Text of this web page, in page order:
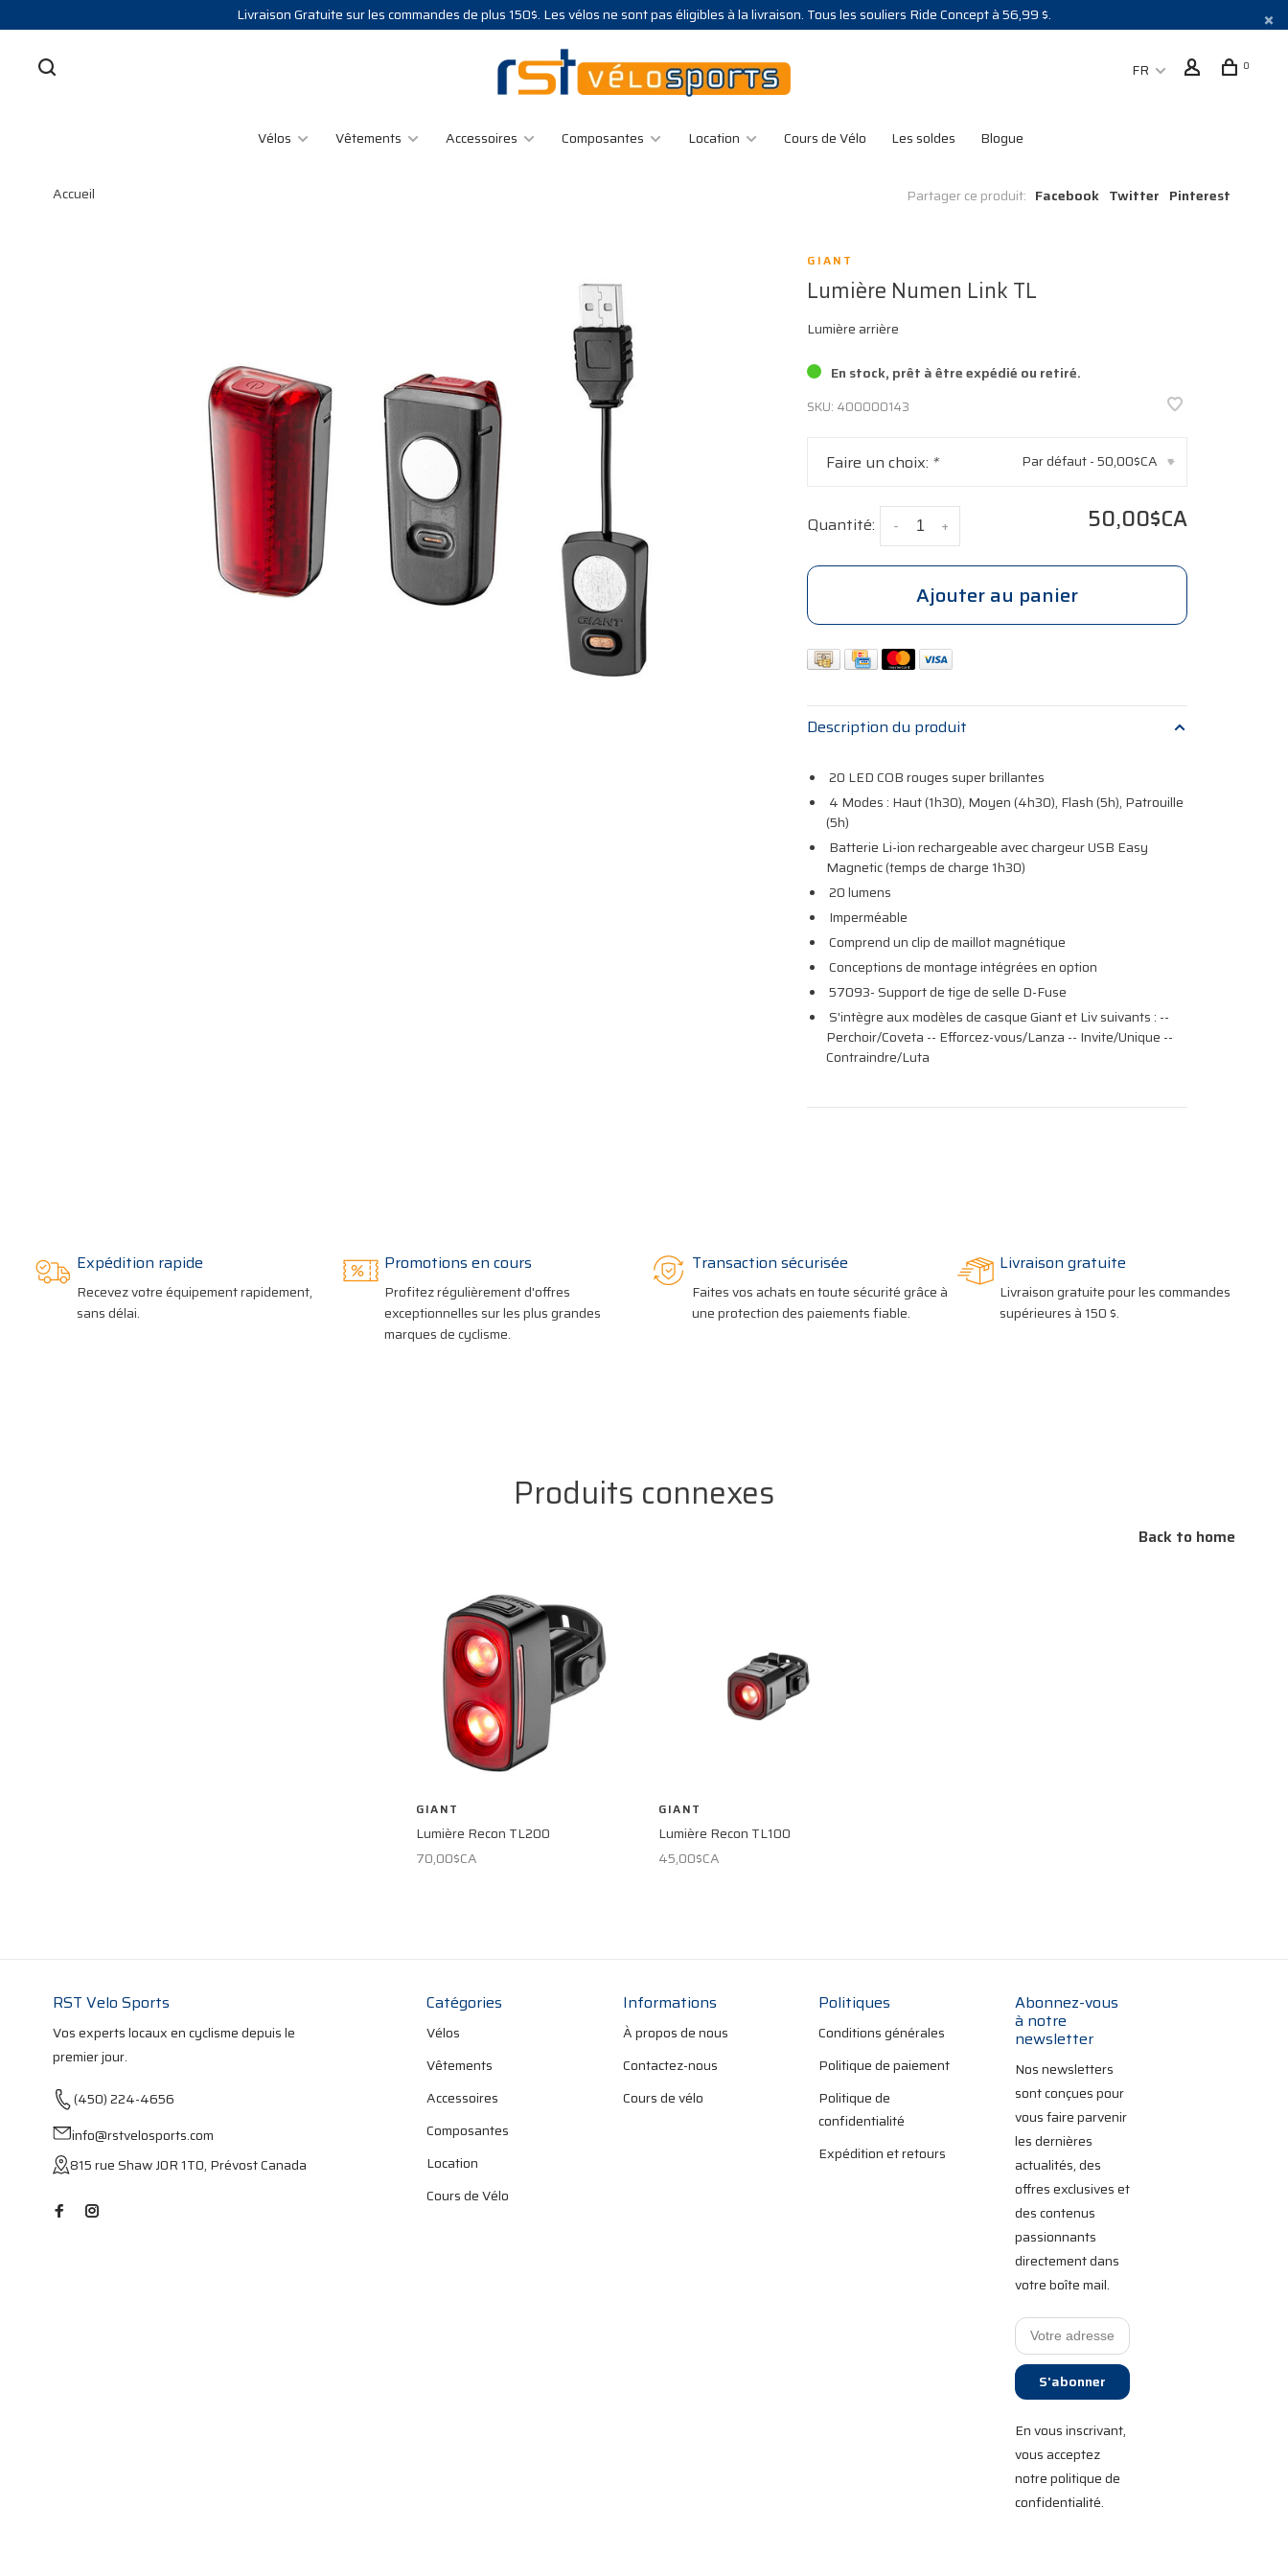
Livraison Gratuite sur les commandes de plus 150$. Les vélos ne sont pas éligibles à la livraison. Tous les souliers Ride Concept à 56,99 $.
FR 0
Vélos Vêtements Accessoires Composantes Location Cours de Vélo Les soldes Blogue
Accueil Partager ce produit: Facebook Twitter Pinterest
GIANT
Lumière Numen Link TL
Lumière arrière
En stock, prêt à être expédié ou retiré.
SKU: 400000143
Faire un choix: * Par défaut - 50,00$CA ▾
Quantité: +
- 50,00$CA
Ajouter au panier
Description du produit
20 LED COB rouges super brillantes
4 Modes : Haut (1h30), Moyen (4h30), Flash (5h), Patrouille
(5h)
Batterie Li-ion rechargeable avec chargeur USB Easy
Magnetic (temps de charge 1h30)
20 lumens
Imperméable
Comprend un clip de maillot magnétique
Conceptions de montage intégrées en option
57093- Support de tige de selle D-Fuse
S'intègre aux modèles de casque Giant et Liv suivants : --
Perchoir/Coveta -- Efforcez-vous/Lanza -- Invite/Unique --
Contraindre/Luta
Expédition rapide
Recevez votre équipement rapidement,
sans délai.
Promotions en cours
Profitez régulièrement d'offres
exceptionnelles sur les plus grandes
marques de cyclisme.
Transaction sécurisée
Faites vos achats en toute sécurité grâce à
une protection des paiements fiable.
Livraison gratuite
Livraison gratuite pour les commandes
supérieures à 150 $.
Produits connexes
Back to home
GIANT
Lumière Recon TL200
70,00$CA
GIANT
Lumière Recon TL100
45,00$CA
RST Velo Sports
Vos experts locaux en cyclisme depuis le
premier jour.
(450) 224-4656
info@rstvelosports.com
815 rue Shaw J0R 1T0, Prévost Canada
Catégories
Vélos
Vêtements
Accessoires
Composantes
Location
Cours de Vélo
Informations
À propos de nous
Contactez-nous
Cours de vélo
Politiques
Conditions générales
Politique de paiement
Politique de
confidentialité
Expédition et retours
Abonnez-vous
à notre
newsletter
Nos newsletters
sont conçues pour
vous faire parvenir
les dernières
actualités, des
offres exclusives et
des contenus
passionnants
directement dans
votre boîte mail.
S'abonner
En vous inscrivant,
vous acceptez
notre politique de
confidentialité.